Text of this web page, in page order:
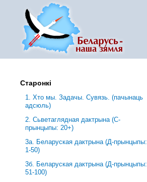
Старонкі
1. Хто мы. Задачы. Сувязь. (пачынаць
адсюль)
2. Сьветаглядная дактрына (С-
прынцыпы: 20+)
3a. Беларуская дактрына (Д-прынцыпы:
1-50)
3б. Беларуская дактрына (Д-прынцыпы:
51-100)